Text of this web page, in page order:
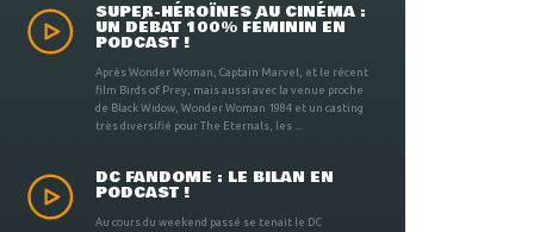
SUPER-HÉROÏNES AU CINÉMA :
UN DÉBAT 100% FÉMININ EN
PODCAST !
Après Wonder Woman, Captain Marvel, et le récent
film Birds of Prey, mais aussi avec la venue proche
de Black Widow, Wonder Woman 1984 et un casting
très diversifié pour The Eternals, les ...
DC FANDOME : LE BILAN EN
PODCAST !
Au cours du weekend passé se tenait le DC